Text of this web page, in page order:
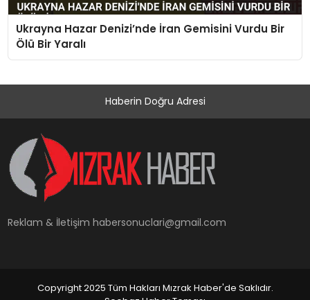
Ukrayna Hazar Denizi’nde İran Gemisini Vurdu Bir
Ölü Bir Yaralı
Haberin Doğru Adresi
Reklam & İletişimhabersonuclari@gmail.com
Copyright 2025 Tüm Hakları Mızrak Haber'de Saklıdır.